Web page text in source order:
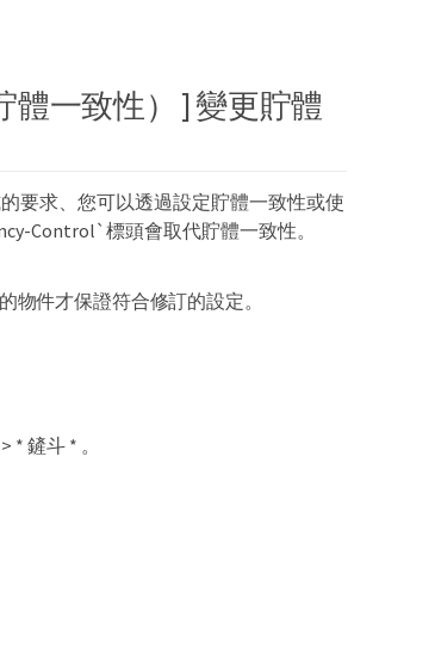
體一致性） ] 變更貯體
要求、您可以透過設定貯體一致性或使
Control`標頭會取代貯體一致性。
物件才保證符合修訂的設定。
鏟斗 * 。